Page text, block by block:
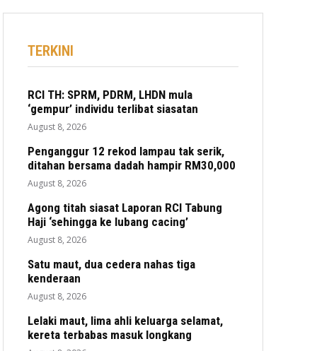
TERKINI
RCI TH: SPRM, PDRM, LHDN mula
‘gempur’ individu terlibat siasatan
August 8, 2026
Penganggur 12 rekod lampau tak serik,
ditahan bersama dadah hampir RM30,000
August 8, 2026
Agong titah siasat Laporan RCI Tabung
Haji ‘sehingga ke lubang cacing’
August 8, 2026
Satu maut, dua cedera nahas tiga
kenderaan
August 8, 2026
Lelaki maut, lima ahli keluarga selamat,
kereta terbabas masuk longkang